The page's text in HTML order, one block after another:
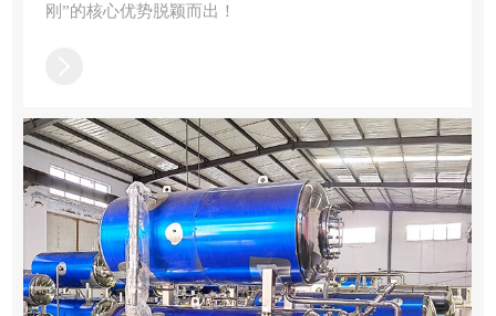
刚”的核心优势脱颖而出！